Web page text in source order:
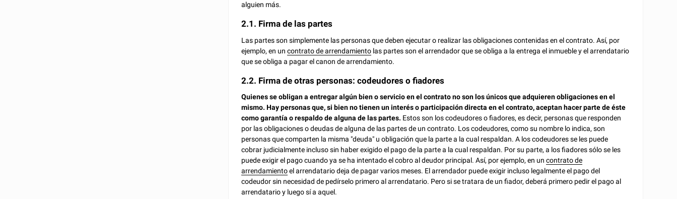
alguien más.
2.1. Firma de las partes
Las partes son simplemente las personas que deben ejecutar o realizar las obligaciones contenidas en el contrato. Así, por
ejemplo, en uncontrato de arrendamiento las partes son el arrendador que se obliga a la entrega el inmueble y el arrendatario
que se obliga a pagar el canon de arrendamiento.
2.2. Firma de otras personas: codeudores o fiadores
Quienes se obligan a entregar algún bien o servicio en el contrato no son los únicos que adquieren obligaciones en el
mismo. Hay personas que, si bien no tienen un interés o participación directa en el contrato, aceptan hacer parte de éste
como garantía o respaldo de alguna de las partes. Estos son los codeudores o fiadores, es decir, personas que responden
por las obligaciones o deudas de alguna de las partes de un contrato. Los codeudores, como su nombre lo indica, son
personas que comparten la misma "deuda" u obligación que la parte a la cual respaldan. A los codeudores se les puede
cobrar judicialmente incluso sin haber exigido el pago de la parte a la cual respaldan. Por su parte, a los fiadores sólo se les
puede exigir el pago cuando ya se ha intentado el cobro al deudor principal. Así, por ejemplo, en uncontrato de
arrendamientoel arrendatario deja de pagar varios meses. El arrendador puede exigir incluso legalmente el pago del
codeudor sin necesidad de pedírselo primero al arrendatario. Pero si se tratara de un fiador, deberá primero pedir el pago al
arrendatario y luego sí a aquel.